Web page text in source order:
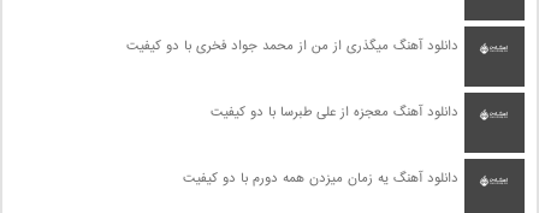
دانلود آهنگ میگذری از من از محمد جواد فخری با دو کیفیت
دانلود آهنگ معجزه از علی طبرسا با دو کیفیت
دانلود آهنگ یه زمان میزدن همه دورم با دو کیفیت